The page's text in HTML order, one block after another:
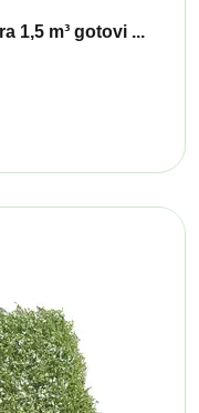
1,5 m³ gotovi ...